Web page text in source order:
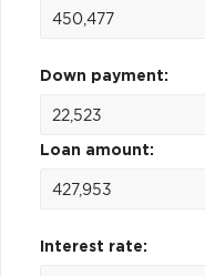
Down payment:
Loan amount:
Interest rate: